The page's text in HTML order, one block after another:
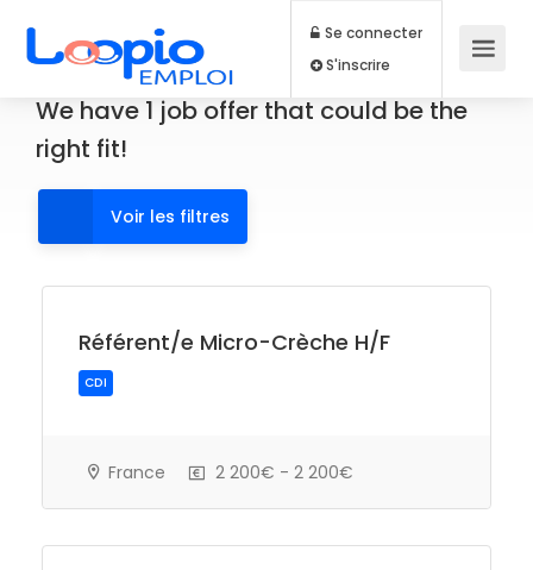
Se connecter
S'inscrire
We have 1 job offer that could be the
right fit!
Voir les filtres
Référent/e Micro-Crèche H/F
France 2 200€ - 2 200€